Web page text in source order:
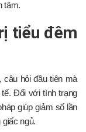
tâm.
tiểu đêm
hỏi đầu tiên mà
Đối với tình trạng
giúp giảm số lần
ngủ.